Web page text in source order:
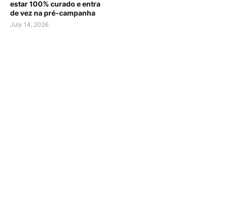
estar 100% curado e entra
de vez na pré-campanha
July 14, 2026